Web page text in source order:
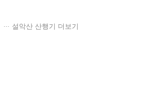
설악산 산행기 더보기